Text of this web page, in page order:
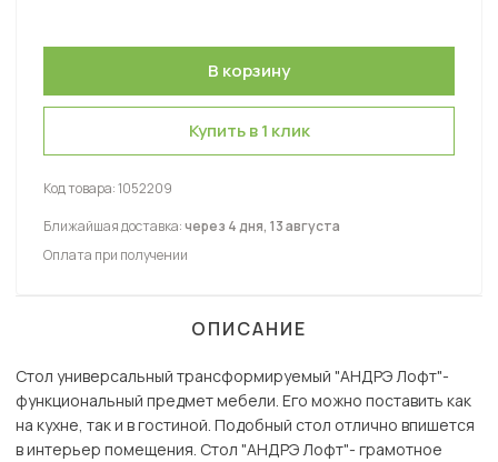
Купить в 1 клик
Код товара:1052209
Ближайшая доставка:через 4 дня, 13 августа
Оплата при получении
ОПИСАНИЕ
Стол универсальный трансформируемый "АНДРЭ Лофт"-
функциональный предмет мебели. Его можно поставить как
на кухне, так и в гостиной. Подобный стол отлично впишется
в интерьер помещения. Стол "АНДРЭ Лофт"- грамотное